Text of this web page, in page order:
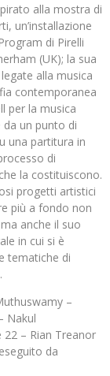
alla mostra di
un’installazione
di Pirelli
(UK); la sua
alla musica
contemporanea
per la musica
da un punto di
una partitura in
di
la costituiscono.
progetti artistici
più a fondo non
anche il suo
in cui si è
tematiche di
–
Nakul
– Rian Treanor
da